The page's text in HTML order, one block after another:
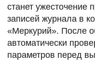
станет ужесточение
записей журнала в
«Меркурий». После
автоматически
параметров перед